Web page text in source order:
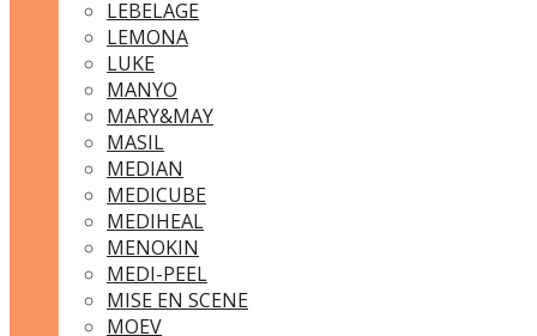
LEBELAGE
LEMONA
LUKE
MANYO
MARY&MAY
MASIL
MEDIAN
MEDICUBE
MEDIHEAL
MENOKIN
MEDI-PEEL
MISE EN SCENE
MOEV